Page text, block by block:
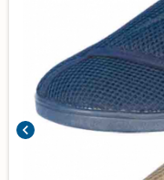
chevron_left